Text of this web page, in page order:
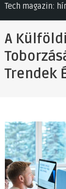
Tech magazin:
A
Trendek